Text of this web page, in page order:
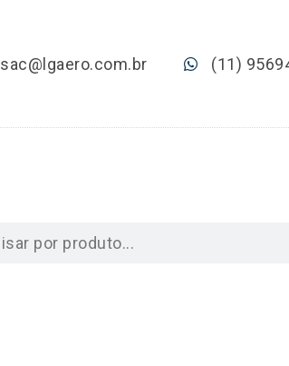
sac@lgaero.com.br (11)